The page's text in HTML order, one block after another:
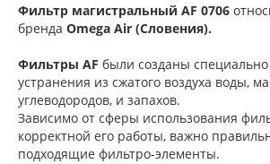
Фильтр магистральный AF 0706
бренда Omega Air (Словения).
Фильтры AF были созданы
устранения из сжатого воздуха воды,
углеводородов, и запахов.
Зависимо от сферы использования
корректной его работы, важно
подходящие фильтро-элементы.